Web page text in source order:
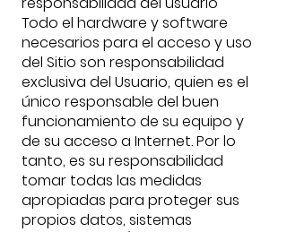
Todo el hardware y software
necesarios para el acceso y uso
del Sitio son responsabilidad
exclusiva del Usuario, quien es el
único responsable del buen
funcionamiento de su equipo y
de su acceso a Internet. Por lo
tanto, es su responsabilidad
tomar todas las medidas
apropiadas para proteger sus
propios datos, sistemas